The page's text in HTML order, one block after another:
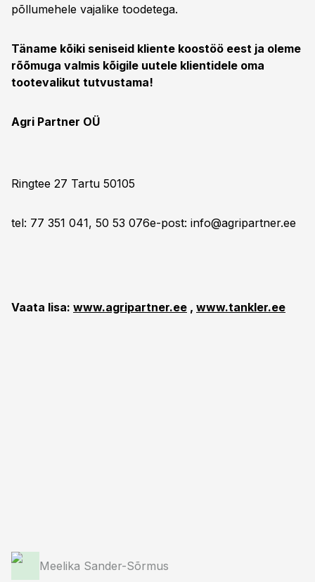
põllumehele vajalike toodetega.
Täname kõiki seniseid kliente koostöö eest ja oleme
rõõmuga valmis kõigile uutele klientidele oma
tootevalikut tutvustama!
Agri Partner OÜ
Ringtee 27 Tartu 50105
tel: 77 351 041, 50 53 076e-post: info@agripartner.ee
Vaata lisa: www.agripartner.ee , www.tankler.ee
Meelika Sander-Sõrmus